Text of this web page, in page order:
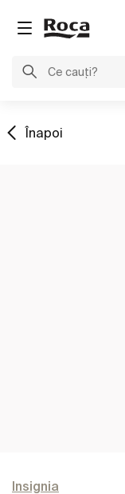
Înapoi
Insignia